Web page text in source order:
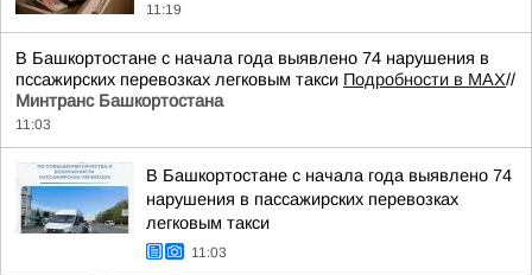
11:19
В Башкортостане с начала года выявлено 74 нарушения в
пссажирских перевозках легковым такси Подробности в MAX//
Минтранс Башкортостана
11:03
В Башкортостане с начала года выявлено 74
нарушения в пассажирских перевозках
легковым такси
11:03